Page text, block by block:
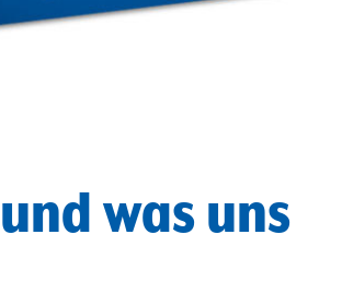
was uns